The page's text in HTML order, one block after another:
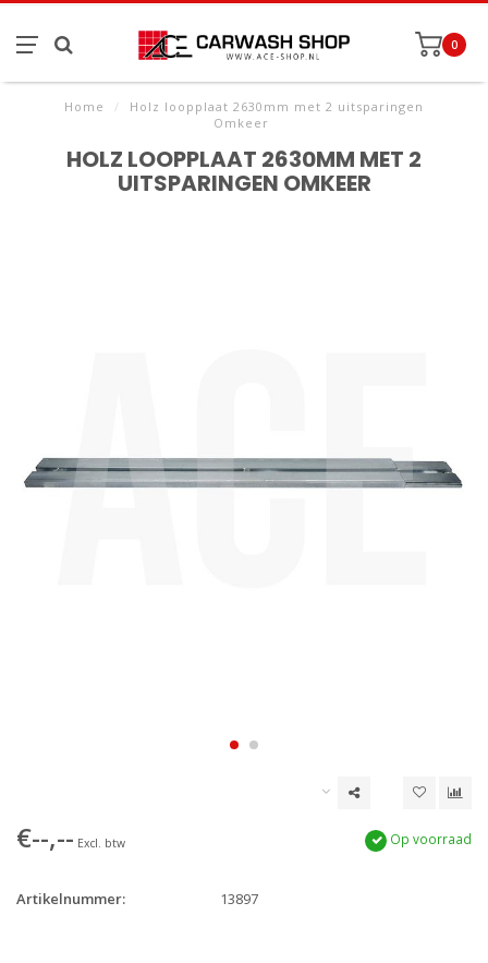
0
Home /
Holz loopplaat 2630mm met 2 uitsparingen
Omkeer
HOLZ LOOPPLAAT 2630MM MET 2
UITSPARINGEN OMKEER
€--,-- Excl. btw Op voorraad
Artikelnummer: 13897